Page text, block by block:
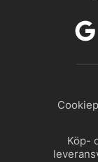
Köp-